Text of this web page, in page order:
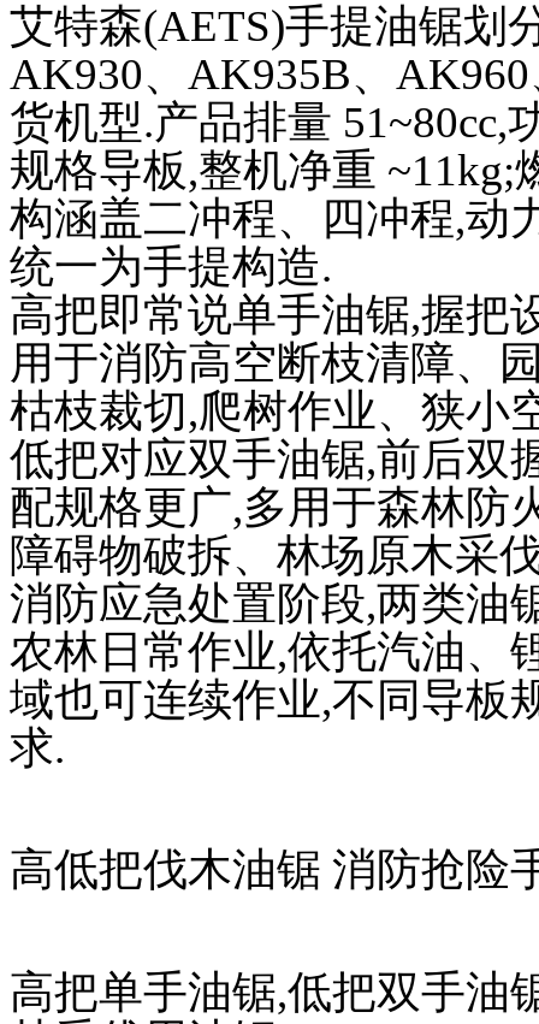
艾特森(AETS)手提油锯划
AK930、AK935B、
货机型.产品排量 51~80cc,
规格导板,整机净重 ~11kg;
构涵盖二冲程、四冲程,动
统一为手提构造.
高把即常说单手油锯,握把
用于消防高空断枝清障、
枯枝裁切,爬树作业、狭小
低把对应双手油锯,前后双
配规格更广,多用于森林防
障碍物破拆、林场原木采
消防应急处置阶段,两类油
农林日常作业,依托汽油、
域也可连续作业,不同导板
求.
高低把伐木油锯 消防抢险
高把单手油锯,低把双手油